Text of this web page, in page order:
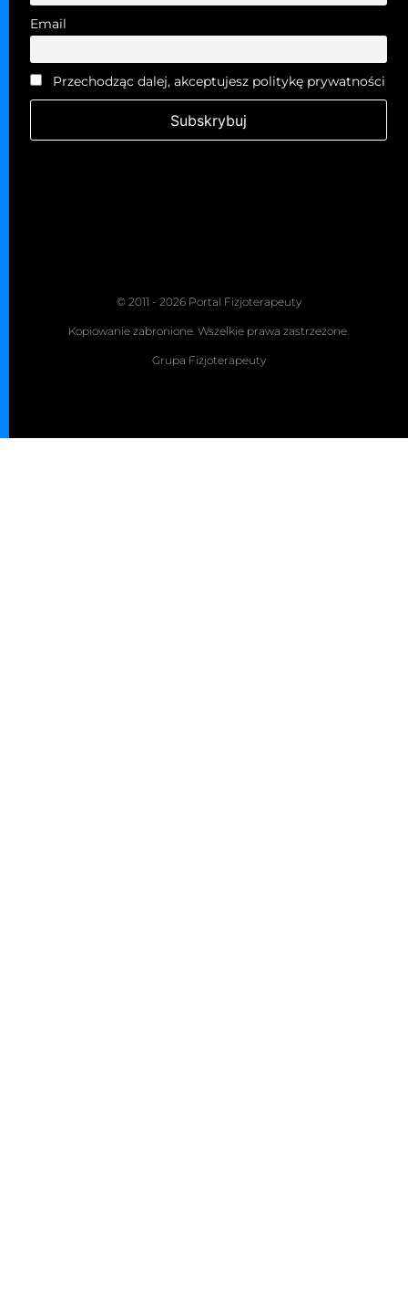
Email
Przechodząc dalej, akceptujesz politykę prywatności
© 2011 - 2026 Portal Fizjoterapeuty
Kopiowanie zabronione. Wszelkie prawa zastrzeżone.
Grupa Fizjoterapeuty